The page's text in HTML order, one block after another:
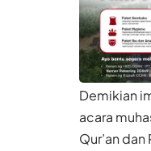
Demikian
acara
Qur’an